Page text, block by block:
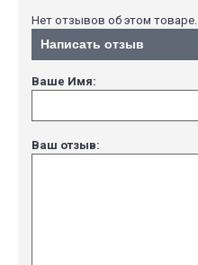
Нет отзывов об этом товаре.
Написать отзыв
Ваше Имя:
Ваш отзыв: